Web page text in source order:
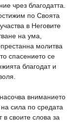
чрез благодатта.
по Своята
в Неговите
на ума,
молитва
спасението се
благодат и
вниманието
сила по средата
своите слова за